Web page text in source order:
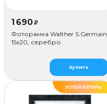
1 690 ₽
Фоторамка Walther S.Germain
15x20, серебро
Купить
УСПЕЙ КУПИТЬ